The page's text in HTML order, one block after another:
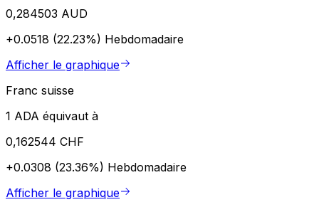
0,284503 AUD
+0.0518 (22.23%) Hebdomadaire
Afficher le graphique
Franc suisse
1 ADA équivaut à
0,162544 CHF
+0.0308 (23.36%) Hebdomadaire
Afficher le graphique